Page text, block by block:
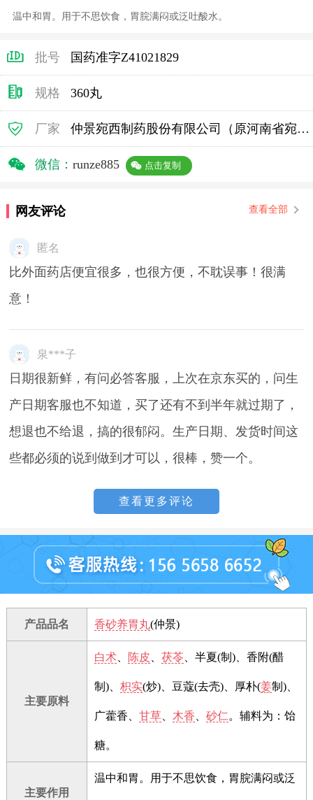
温中和胃。用于不思饮食，胃脘满闷或泛吐酸水。
批号 国药准字Z41021829
规格 360丸
厂家 仲景宛西制药股份有限公司（原河南省宛西制药股份有限公司）
微信： runze885 点击复制
网友评论 查看全部
匿名
比外面药店便宜很多，也很方便，不耽误事！很满
意！
泉***子
日期很新鲜，有问必答客服，上次在京东买的，问生
产日期客服也不知道，买了还有不到半年就过期了，
想退也不给退，搞的很郁闷。生产日期、发货时间这
些都必须的说到做到才可以，很棒，赞一个。
查看更多评论
产品品名 香砂养胃丸(仲景)
主要原料
白术、 陈皮 茯苓 、半夏(制)、香附(醋
制)、 枳实(炒)、豆蔻(去壳)、厚朴(姜制)、
广藿香、 甘草、 木香 砂仁。辅料为：饴
糖。
主要作用
温中和胃。用于不思饮食，胃脘满闷或泛